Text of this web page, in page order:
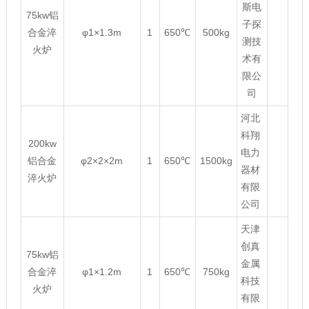
75kw铝
合金淬
火炉
φ1×1.3m 1 650℃ 500kg
斯电
子探
测技
术有
限公
司
200kw
铝合金
淬火炉
φ2×2×2m 1 650℃ 1500kg
河北
科翔
电力
器材
有限
公司
75kw铝
合金淬
火炉
φ1×1.2m 1 650℃ 750kg
天津
创真
金属
科技
有限